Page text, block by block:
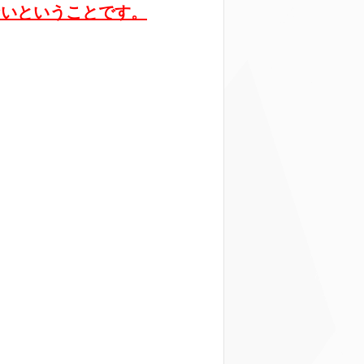
ということです。